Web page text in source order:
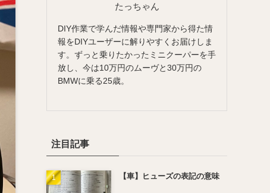
たっちゃん
DIY作業で学んだ情報や専門家から得た情
報をDIYユーザーに解りやすくお届けしま
す。ずっと乗りたかったミニクーパーを手
放し、今は10万円のムーヴと30万円の
BMWに乗る25歳。
注目記事
【車】ヒューズの表記の意味